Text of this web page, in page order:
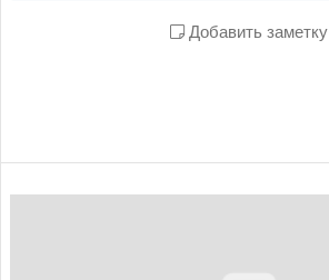
Добавить заметку